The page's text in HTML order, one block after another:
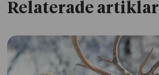
Relaterade artiklar